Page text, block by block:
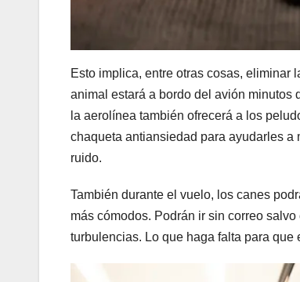
Esto implica, entre otras cosas, eliminar
animal estará a bordo del avión minutos
la aerolínea también ofrecerá a los
chaqueta antiansiedad para ayudarles
ruido.
También durante el vuelo, los canes
más cómodos. Podrán ir sin correo
turbulencias. Lo que haga falta para que